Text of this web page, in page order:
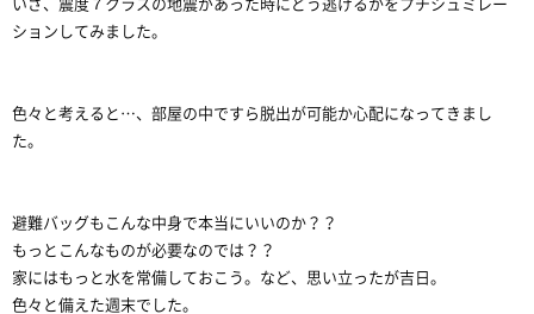
いざ、震度７クラスの地震があった時にどう逃げるかをプチシュミレー
ションしてみました。
色々と考えると…、部屋の中ですら脱出が可能か心配になってきまし
た。
避難バッグもこんな中身で本当にいいのか？？
もっとこんなものが必要なのでは？？
家にはもっと水を常備しておこう。など、思い立ったが吉日。
色々と備えた週末でした。